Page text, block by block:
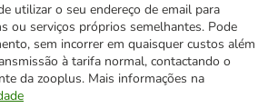
utilizar o seu endereço de email para
ou serviços próprios semelhantes. Pode
sem incorrer em quaisquer custos além
à tarifa normal, contactando o
da zooplus. Mais informações na